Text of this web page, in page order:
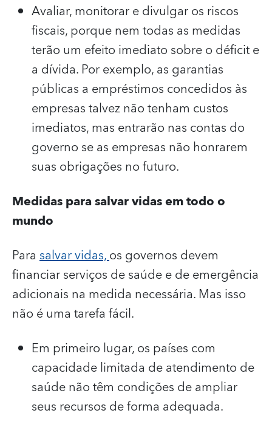
Avaliar, monitorar e divulgar os riscos
fiscais, porque nem todas as medidas
terão um efeito imediato sobre o déficit e
a dívida. Por exemplo, as garantias
públicas a empréstimos concedidos às
empresas talvez não tenham custos
imediatos, mas entrarão nas contas do
governo se as empresas não honrarem
suas obrigações no futuro.
Medidas para salvar vidas em todo o
mundo
Para salvar vidas,os governos devem
financiar serviços de saúde e de emergência
adicionais na medida necessária. Mas isso
não é uma tarefa fácil.
Em primeiro lugar, os países com
capacidade limitada de atendimento de
saúde não têm condições de ampliar
seus recursos de forma adequada.